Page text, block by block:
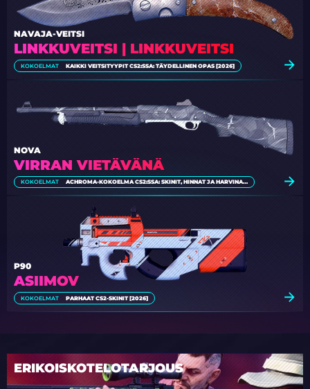
LINKKUVEITSI | LINKKUVEITSI
NAVAJA-VEITSI
KOKOELMAT KAIKKI VEITSITYYPIT CS2:SSA: TÄYDELLINEN OPAS [2026]
VIRRAN VIETÄVÄNÄ
NOVA
KOKOELMAT ACHROMA-KOKOELMA CS2:SSA: SKINIT, HINNAT JA HARVINAISUUS
ASIIMOV
P90
KOKOELMAT PARHAAT CS2-SKINIT [2026]
ERIKOISKOTELOTARJOUS